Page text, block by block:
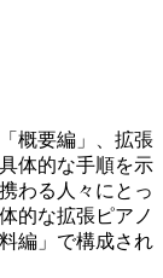
概要編」、拡張
体的な手順を示
わる人々にとっ
的な拡張ピアノ
編」で構成され